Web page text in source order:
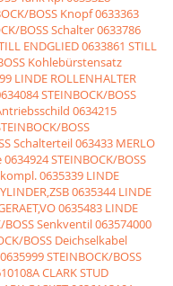
BOSS Knopf0633363
BOSS Schalter0633786
ENDGLIED0633861 STILL
Kohlebürstensatz
LINDE ROLLENHALTER
STEINBOCK/BOSS
0634215
BOSS
Schalterteil063433 MERLO
0634924 STEINBOCK/BOSS
kompl.0635339 LINDE
0635344 LINDE
0635483 LINDE
BOSS Senkventil063574000
BOSS Deichselkabel
0635999 STEINBOCK/BOSS
CLARK STUD